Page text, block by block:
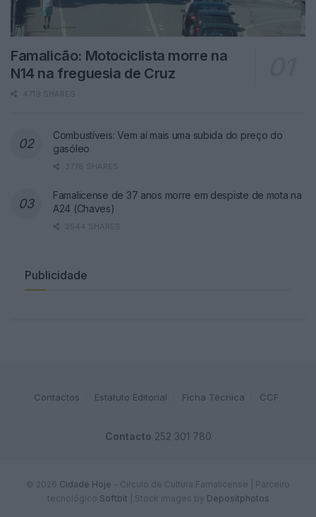
Famalicão: Motociclista morre na
N14 na freguesia de Cruz
4719 SHARES
Combustíveis: Vem aí mais uma subida do preço do
gasóleo
3778 SHARES
Famalicense de 37 anos morre em despiste de mota na
A24 (Chaves)
2544 SHARES
Publicidade
Contactos Estatuto Editorial Ficha Técnica CCF
Contacto 252 301 780
© 2026 Cidade Hoje - Circulo de Cultura Famalicense | Parceiro
tecnológico Softbit Stock images by Depositphotos